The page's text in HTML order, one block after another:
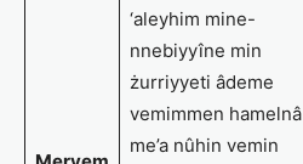
‘aleyhim mine-
nnebiyyîne min
żurriyyeti âdeme
vemimmen hamelnâ
me’a nûhin vemin